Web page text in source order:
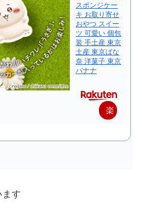
スポンジケー
キ お取り寄せ
おやつ スイー
ツ 可愛い 個包
装 手土産 東京
土産 東京ばな
奈 洋菓子 東京
バナナ
楽
ます